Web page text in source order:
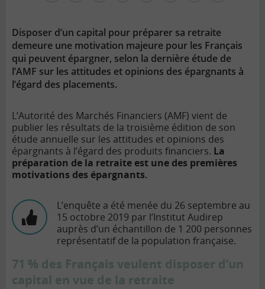
Disposer d’un capital pour préparer sa retraite
demeure une motivation majeure pour les Français
qui peuvent épargner, selon la dernière étude de
l’AMF sur les attitudes et opinions des épargnants à
l’égard des placements.
L’Autorité des Marchés Financiers (AMF) vient de
publier les résultats de la troisième édition de son
étude annuelle sur les attitudes et opinions des
épargnants à l’égard des produits financiers. La
préparation de la retraite est une des premières
motivations des épargnants.
L’enquête a été menée du 26 septembre au
15 octobre 2019 par l’Institut Audirep
auprès d’un échantillon de 1 200 personnes
représentatif de la population française.
71 % des Français veulent disposer d’un
capital en vue de la retraite